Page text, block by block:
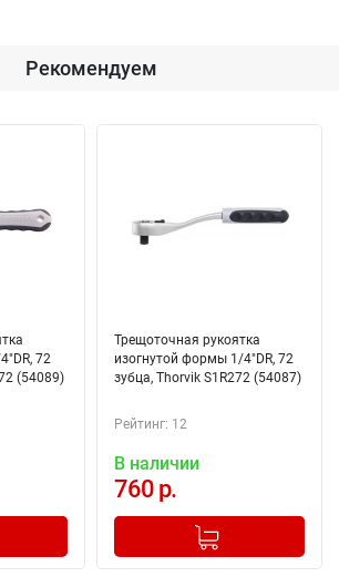
Рекомендуем
72
(54089)
+
Трещоточная рукоятка
изогнутой формы 1/4"DR, 72
зубца, Thorvik S1R272 (54087)
Рейтинг: 12
В наличии
760 р.
+
Добавлено в корзину